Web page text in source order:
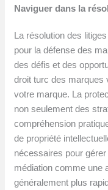
Naviguer dans la
La résolution des
pour la défense des
des défis et des
droit turc des marques
votre marque. La
non seulement des
compréhension
de propriété
nécessaires pour
médiation comme une
généralement plus